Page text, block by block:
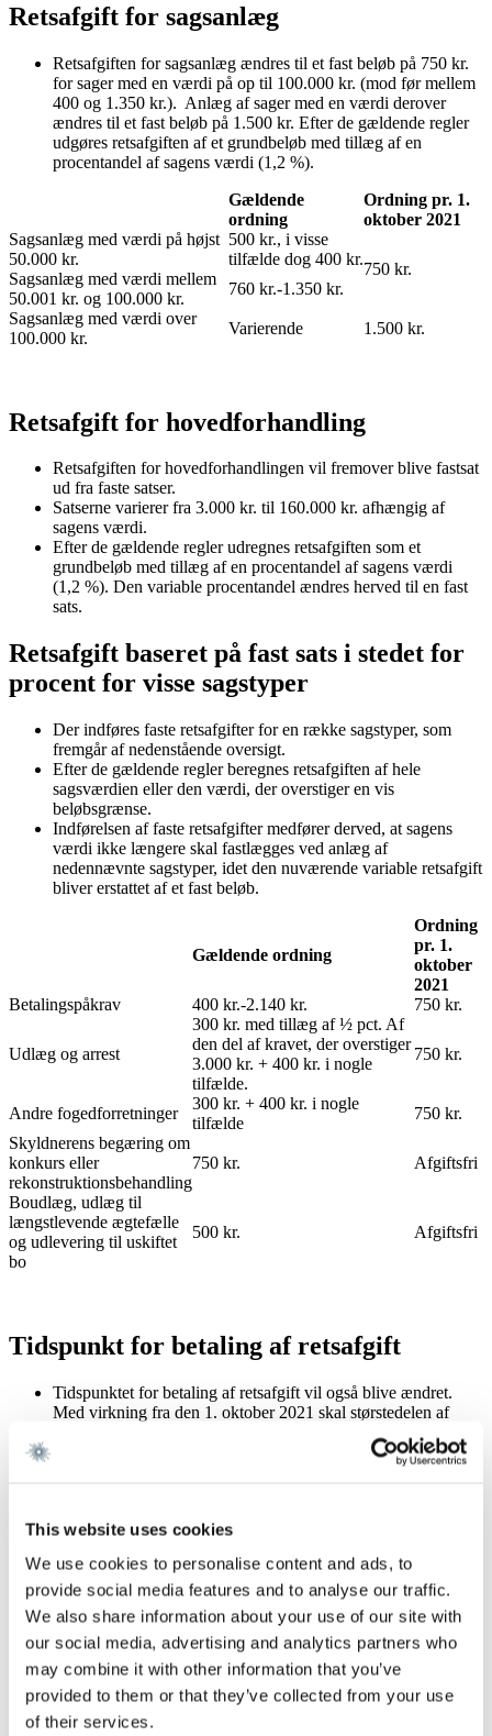
This website uses cookies
We use cookies to personalise content and ads, to
provide social media features and to analyse our traffic.
We also share information about your use of our site with
our social media, advertising and analytics partners who
may combine it with other information that you’ve
provided to them or that they’ve collected from your use
of their services.
Retsafgift for sagsanlæg
Retsafgiften for sagsanlæg ændres til et fast beløb på 750 kr.
for sager med en værdi på op til 100.000 kr. (mod før mellem
400 og 1.350 kr.). Anlæg af sager med en værdi derover
ændres til et fast beløb på 1.500 kr. Efter de gældende regler
udgøres retsafgiften af et grundbeløb med tillæg af en
procentandel af sagens værdi (1,2 %).
Gældende
ordning
Ordning pr. 1.
oktober 2021
Sagsanlæg med værdi på højst
50.000 kr.
500 kr., i visse
tilfælde dog 400 kr.
750 kr.
Sagsanlæg med værdi mellem
50.001 kr. og 100.000 kr.
760 kr.-1.350 kr.
Sagsanlæg med værdi over
100.000 kr.
Varierende 1.500 kr.
Retsafgift for hovedforhandling
Retsafgiften for hovedforhandlingen vil fremover blive fastsat
ud fra faste satser.
Satserne varierer fra 3.000 kr. til 160.000 kr. afhængig af
sagens værdi.
Efter de gældende regler udregnes retsafgiften som et
grundbeløb med tillæg af en procentandel af sagens værdi
(1,2 %). Den variable procentandel ændres herved til en fast
sats.
Retsafgift baseret på fast sats i stedet for
procent for visse sagstyper
Der indføres faste retsafgifter for en række sagstyper, som
fremgår af nedenstående oversigt.
Efter de gældende regler beregnes retsafgiften af hele
sagsværdien eller den værdi, der overstiger en vis
beløbsgrænse.
Indførelsen af faste retsafgifter medfører derved, at sagens
værdi ikke længere skal fastlægges ved anlæg af
nedennævnte sagstyper, idet den nuværende variable retsafgift
bliver erstattet af et fast beløb.
Gældende ordning
Ordning
pr. 1.
oktober
2021
Betalingspåkrav
400 kr.-2.140 kr. 750 kr.
Udlæg og arrest
300 kr. med tillæg af ½ pct. Af
den del af kravet, der overstiger
3.000 kr. + 400 kr. i nogle
tilfælde.
750 kr.
Andre fogedforretninger
300 kr. + 400 kr. i nogle
tilfælde
750 kr.
Skyldnerens begæring om
konkurs eller
rekonstruktionsbehandling
750 kr. Afgiftsfri
Boudlæg, udlæg til
længstlevende ægtefælle
og udlevering til uskiftet
bo
500 kr. Afgiftsfri
Tidspunkt for betaling af retsafgift
Tidspunktet for betaling af retsafgift vil også blive ændret.
Med virkning fra den 1. oktober 2021 skal størstedelen af
Det fremgår af lovforslaget, at ændringerne har til formål at
skabe en bedre forståelse og anvendelse af reglerne om
retsafgifter. Dette sker blandt andet ved at erstatte
procentbaserede retsafgifter med faste satser både ved
sagsanlæg og hovedforhandling, hvilket forenkler
beregningen og skaber større klarhed over omkostningerne.
Efter de gældende regler skal sagsøger betale en variabel
retsafgift beregnet på baggrund af sagens værdi (grundbeløb
med tillæg af 1,2 %) både ved sagsanlæg og ved
hovedforhandling. Dette ændres til en række faste